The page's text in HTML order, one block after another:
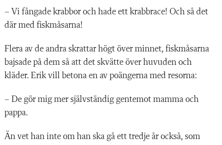
– Vi fångade krabbor och hade ett krabbrace! Och så det
där med fiskmåsarna!
Flera av de andra skrattar högt över minnet, fiskmåsarna
bajsade på dem så att det skvätte över huvuden och
kläder. Erik vill betona en av poängerna med resorna:
– De gör mig mer självständig gentemot mamma och
pappa.
Än vet han inte om han ska gå ett tredje år också, som